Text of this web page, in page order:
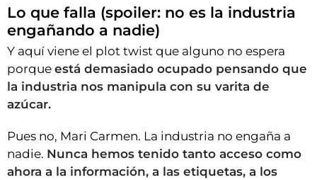
Lo que falla (spoiler: no es la industria
engañando a nadie)
Y aquí viene el plot twist que alguno no espera
porque está demasiado ocupado pensando que
la industria nos manipula con su varita de
azúcar.
Pues no, Mari Carmen. La industria no engaña a
nadie. Nunca hemos tenido tanto acceso como
ahora a la información, a las etiquetas, a los